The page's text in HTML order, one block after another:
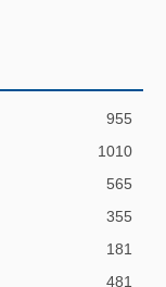
955
1010
565
355
181
481